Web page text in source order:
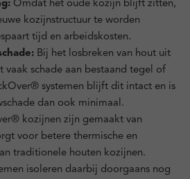
Omdat het oude kozijn blijft zitten,
kozijnstructuur te worden
tijd en arbeidskosten.
Bij het losbreken van hout uit
vaak schade aan bestaand tegel of
systemen blijft dit intact en is
dan ook minimaal.
kozijnen zijn gemaakt van
voor betere thermische en
traditionele houten kozijnen.
isoleren daarbij doorgaans nog